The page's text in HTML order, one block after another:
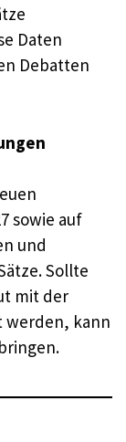
Daten
Debatten
sowie auf
und
Sollte
mit der
werden, kann